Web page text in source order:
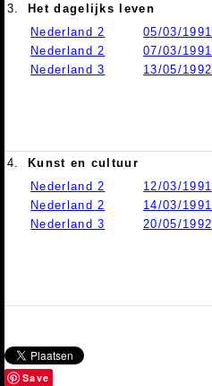
3.
Het dagelijks leven
Nederland 2
05/03/1991
Nederland 2
07/03/1991
Nederland 3
13/05/1992
4.
Kunst en cultuur
Nederland 2
12/03/1991
Nederland 2
14/03/1991
Nederland 3
20/05/1992
Save